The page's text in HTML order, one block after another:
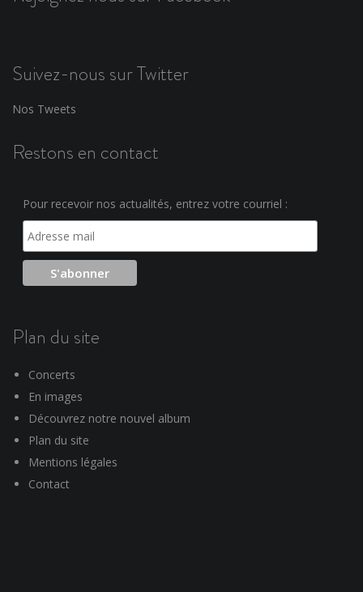
Suivez-nous sur Twitter
Nos Tweets
Restons en contact
Pour recevoir nos actualités, entrez votre courriel :
Plan du site
Concerts
En images
Découvrez notre nouvel album
Plan du site
Mentions légales
Contact